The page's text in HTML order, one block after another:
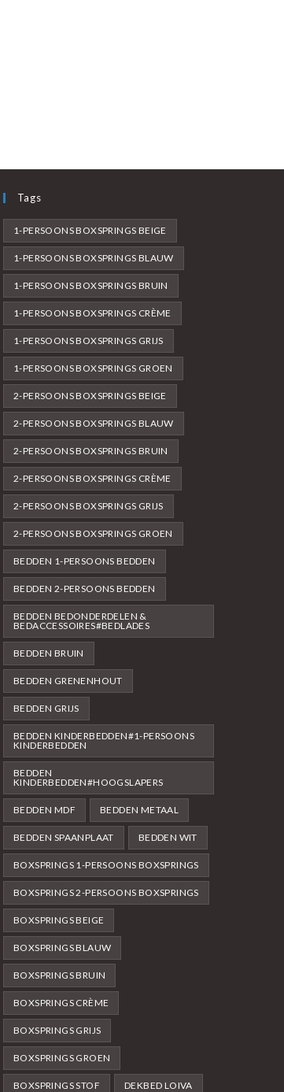
Tags
1-PERSOONS BOXSPRINGS BEIGE
1-PERSOONS BOXSPRINGS BLAUW
1-PERSOONS BOXSPRINGS BRUIN
1-PERSOONS BOXSPRINGS CRÈME
1-PERSOONS BOXSPRINGS GRIJS
1-PERSOONS BOXSPRINGS GROEN
2-PERSOONS BOXSPRINGS BEIGE
2-PERSOONS BOXSPRINGS BLAUW
2-PERSOONS BOXSPRINGS BRUIN
2-PERSOONS BOXSPRINGS CRÈME
2-PERSOONS BOXSPRINGS GRIJS
2-PERSOONS BOXSPRINGS GROEN
BEDDEN 1-PERSOONS BEDDEN
BEDDEN 2-PERSOONS BEDDEN
BEDDEN BEDONDERDELEN &
BEDACCESSOIRES#BEDLADES
BEDDEN BRUIN
BEDDEN GRENENHOUT
BEDDEN GRIJS
BEDDEN KINDERBEDDEN#1-PERSOONS
KINDERBEDDEN
BEDDEN
KINDERBEDDEN#HOOGSLAPERS
BEDDEN MDF BEDDEN METAAL
BEDDEN SPAANPLAAT BEDDEN WIT
BOXSPRINGS 1-PERSOONS BOXSPRINGS
BOXSPRINGS 2-PERSOONS BOXSPRINGS
BOXSPRINGS BEIGE
BOXSPRINGS BLAUW
BOXSPRINGS BRUIN
BOXSPRINGS CRÈME
BOXSPRINGS GRIJS
BOXSPRINGS GROEN
BOXSPRINGS STOF DEKBED LOIVA